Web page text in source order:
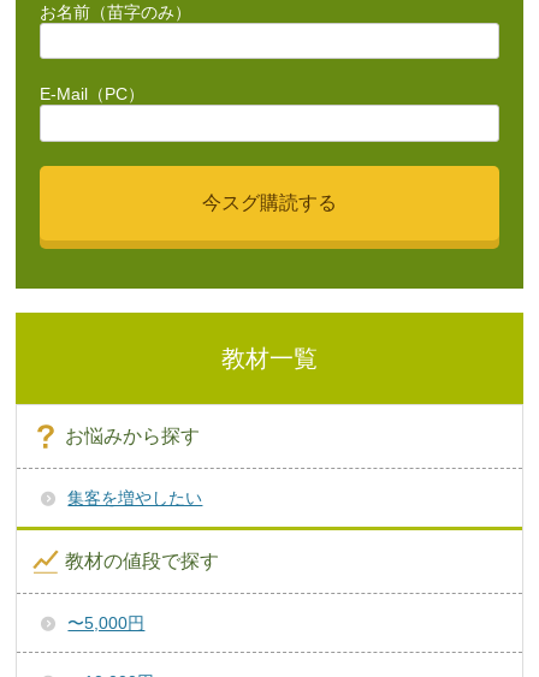
お名前（苗字のみ）
E-Mail（PC）
教材一覧
お悩みから探す
集客を増やしたい
教材の値段で探す
〜5,000円